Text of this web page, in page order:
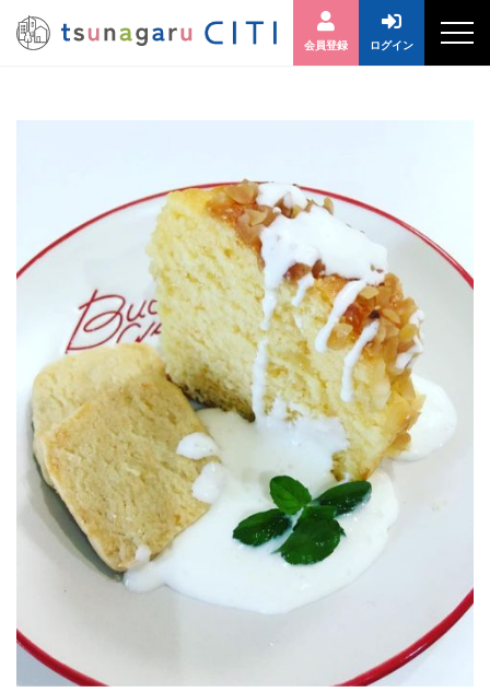
会員登録 ログイン